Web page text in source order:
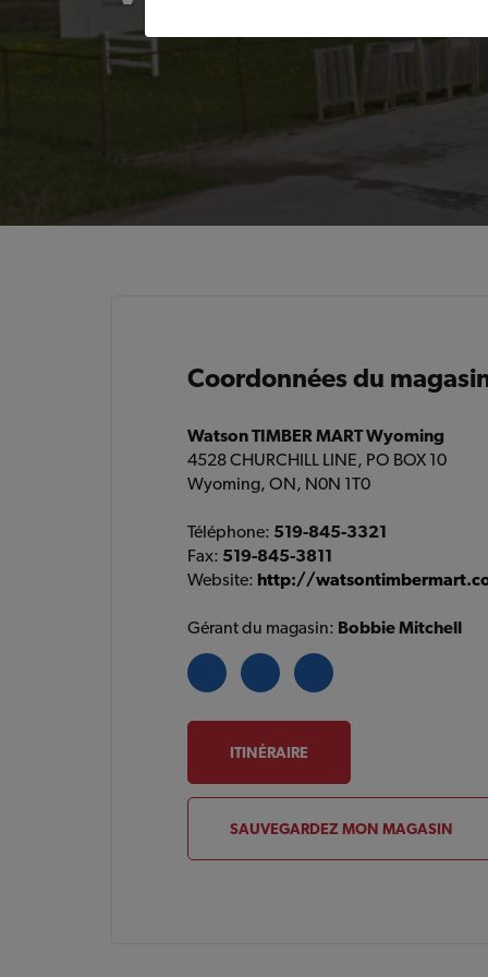
Coordonnées du
Watson TIMBER MART Wyoming
4528 CHURCHILL LINE, PO BOX 10
Wyoming, ON, N0N 1T0
Téléphone: 519-845-3321
Fax: 519-845-3811
Website: http://
Gérant du magasin: Bobbie Mitchell
ITINÉRAIRE
SAUVEGARDEZ MON MAGASIN